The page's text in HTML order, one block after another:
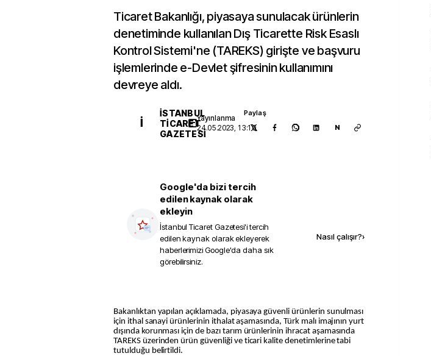
Ticaret Bakanlığı, piyasaya sunulacak ürünlerin
denetiminde kullanılan Dış Ticarette Risk Esaslı
Kontrol Sistemi'ne (TAREKS) girişte ve başvuru
işlemlerinde e-Devlet şifresinin kullanımını
devreye aldı.
İ
İSTANBUL
TICARET
GAZETESI
Yayınlanma
24.05.2023, 13:10
Paylaş
N
Google'da bizi tercih
edilen kaynak olarak
ekleyin
İstanbul Ticaret Gazetesi'i tercih
edilen kaynak olarak ekleyerek
haberlerimizi Google'da daha sık
görebilirsiniz.
Nasıl çalışır?›
Bakanlıktan yapılan açıklamada, piyasaya güvenli ürünlerin sunulması
için ithal sanayi ürünlerinin ithalat aşamasında, Türk malı imajının yurt
dışında korunması için de bazı tarım ürünlerinin ihracat aşamasında
TAREKS üzerinden ürün güvenliği ve ticari kalite denetimlerine tabi
tutulduğu belirtildi.